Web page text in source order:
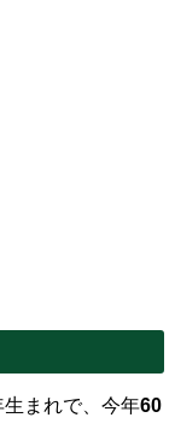
まれで、今年60